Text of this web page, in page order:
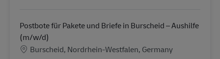
Postbote für Pakete und Briefe in Burscheid – Aushilfe
(m/w/d)
LieuBurscheid, Nordrhein-Westfalen, Germany